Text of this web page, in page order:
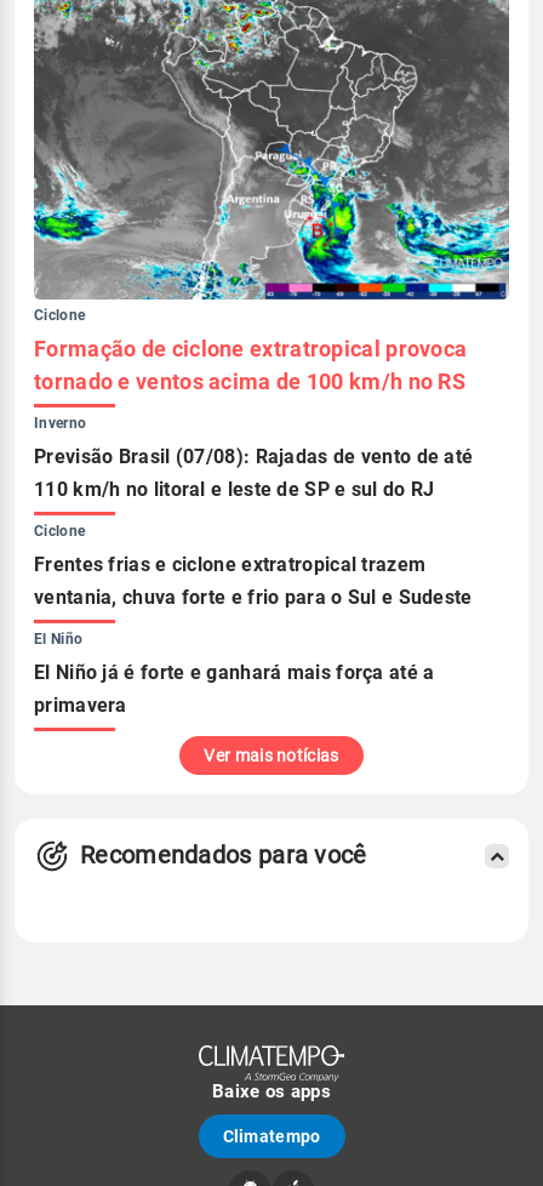
Ciclone
Formação de ciclone extratropical provoca
tornado e ventos acima de 100 km/h no RS
Inverno
Previsão Brasil (07/08): Rajadas de vento de até
110 km/h no litoral e leste de SP e sul do RJ
Ciclone
Frentes frias e ciclone extratropical trazem
ventania, chuva forte e frio para o Sul e Sudeste
El Niño
El Niño já é forte e ganhará mais força até a
primavera
Ver mais notícias
Recomendados para você
Baixe os apps
Climatempo